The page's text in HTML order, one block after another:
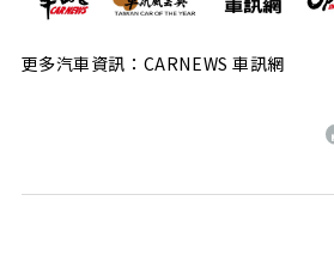
更多汽車資訊：CARNEWS 車訊網